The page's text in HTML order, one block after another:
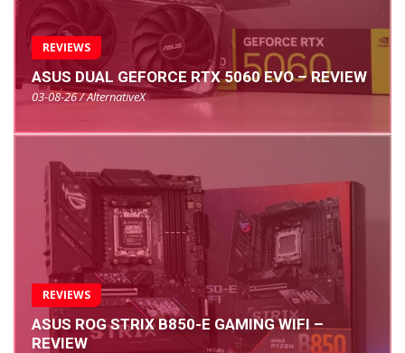
REVIEWS
ASUS DUAL GEFORCE RTX 5060 EVO – REVIEW
03-08-26 / AlternativeX
REVIEWS
ASUS ROG STRIX B850-E GAMING WIFI –
REVIEW